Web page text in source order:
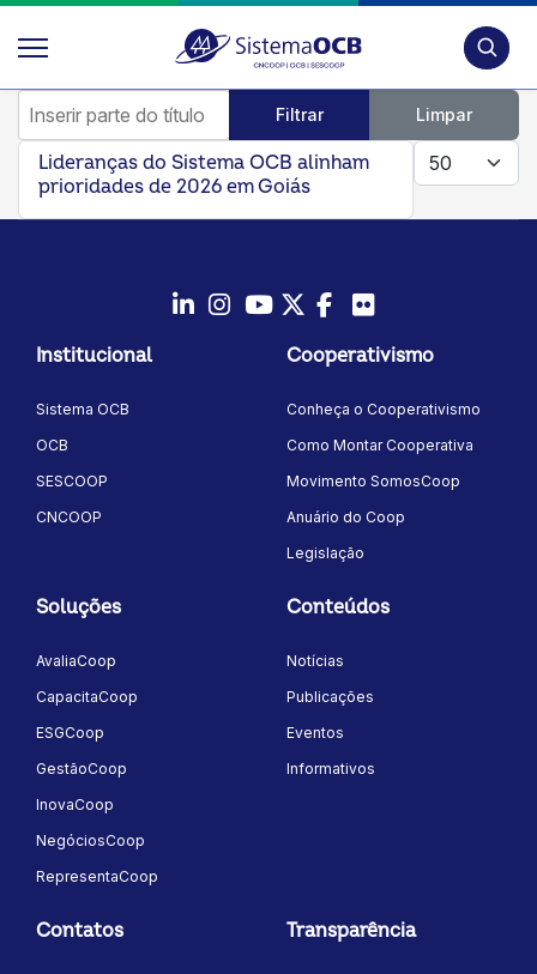
Inserir parte do título
Filtrar Limpar
Mostrar #
Lideranças do Sistema OCB alinham
prioridades de 2026 em Goiás
Instagram
YoutubeTwitter/X
Facebook
Institucional
Sistema OCB
OCB
SESCOOP
CNCOOP
Cooperativismo
Conheça o Cooperativismo
Como Montar Cooperativa
Movimento SomosCoop
Anuário do Coop
Legislação
Soluções
AvaliaCoop
CapacitaCoop
ESGCoop
GestãoCoop
InovaCoop
NegóciosCoop
RepresentaCoop
Conteúdos
Notícias
Publicações
Eventos
Informativos
Contatos Transparência